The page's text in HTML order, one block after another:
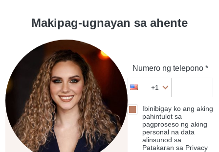
Makipag-ugnayan sa ahente
Numero ng telepono *
+1
Ibinibigay ko ang aking
pahintulot sa
pagproseso ng aking
personal na data
alinsunod sa
Patakaran sa Privacy